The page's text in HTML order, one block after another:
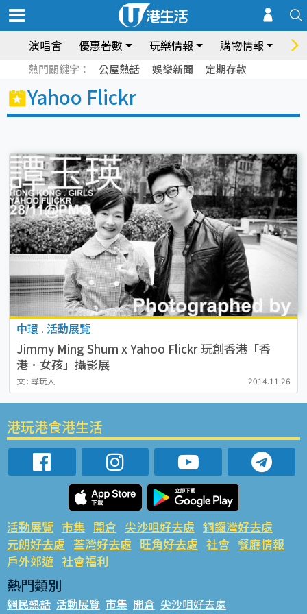
演唱會 優惠著數 玩樂情報 購物情報 飲
熱門關鍵字： 公屋熱話 娛樂新聞 定期存款
Yahoo Flickr
中環 . 活動展覽
Jimmy Ming Shum x Yahoo Flickr 玩創香港「香
港．女孩」攝影展
文 : 尋玩人 2014.11.26
港玩港食港生活
活動展覽 市集 開倉 尖沙咀好去處 銅鑼灣好去處
元朗好去處 荃灣好去處 旺角好去處 社會 餐廳情報
戶外郊遊 社會福利
熱門類別
網民熱話 活動展覽 市集 開倉 尖沙咀好去處